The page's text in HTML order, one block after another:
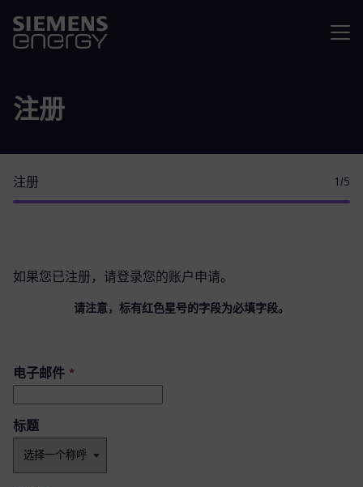
注册
注册 1 /5
如果您已注册，请登录您的账户 申请。
请注意，标有红色星号的字段为必填字段。
电子邮件 *
标题